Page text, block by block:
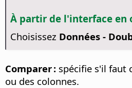
À partir de l'interface en
Choisissez Données -
Comparer : spécifie s'il faut
ou des colonnes.